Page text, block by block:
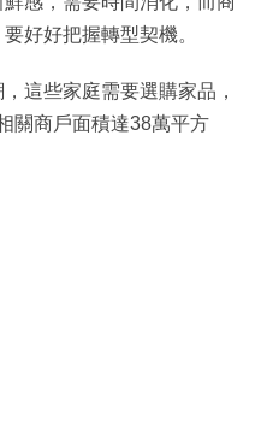
好好把握轉型契機。
這些家庭需要選購家品，
關商戶面積達38萬平方